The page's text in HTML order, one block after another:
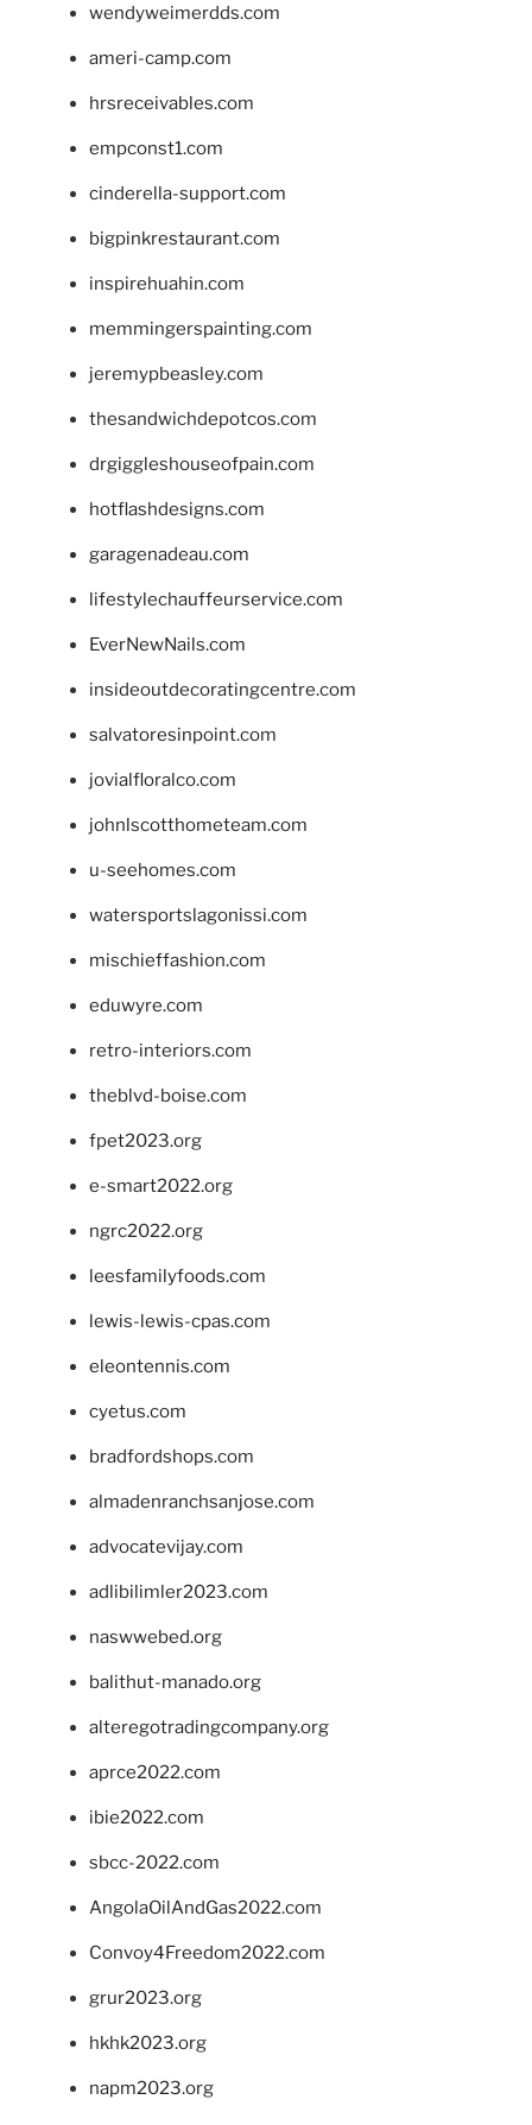
wendyweimerdds.com
ameri-camp.com
hrsreceivables.com
empconst1.com
cinderella-support.com
bigpinkrestaurant.com
inspirehuahin.com
memmingerspainting.com
jeremypbeasley.com
thesandwichdepotcos.com
drgiggleshouseofpain.com
hotflashdesigns.com
garagenadeau.com
lifestylechauffeurservice.com
EverNewNails.com
insideoutdecoratingcentre.com
salvatoresinpoint.com
jovialfloralco.com
johnlscotthometeam.com
u-seehomes.com
watersportslagonissi.com
mischieffashion.com
eduwyre.com
retro-interiors.com
theblvd-boise.com
fpet2023.org
e-smart2022.org
ngrc2022.org
leesfamilyfoods.com
lewis-lewis-cpas.com
eleontennis.com
cyetus.com
bradfordshops.com
almadenranchsanjose.com
advocatevijay.com
adlibilimler2023.com
naswwebed.org
balithut-manado.org
alteregotradingcompany.org
aprce2022.com
ibie2022.com
sbcc-2022.com
AngolaOilAndGas2022.com
Convoy4Freedom2022.com
grur2023.org
hkhk2023.org
napm2023.org